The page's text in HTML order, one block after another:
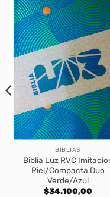
BIBLIAS
Biblia Luz RVC
Piel/Compacta Duo
Verde/Azul
$34.100,00